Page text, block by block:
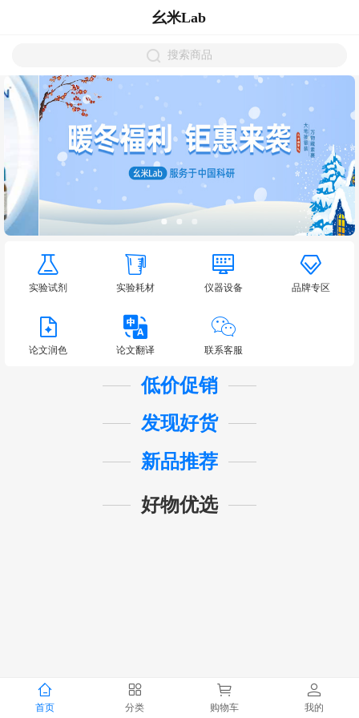
幺米Lab
搜索商品
实验试剂 实验耗材 仪器设备 品牌专区
论文润色 论文翻译 联系客服
低价促销
发现好货
新品推荐
好物优选
首页 分类 购物车 我的